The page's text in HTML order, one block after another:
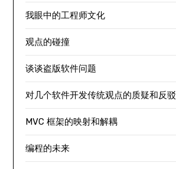
我眼中的工程师文化
观点的碰撞
谈谈盗版软件问题
对几个软件开发传统观点的质疑和反驳
MVC 框架的映射和解耦
编程的未来